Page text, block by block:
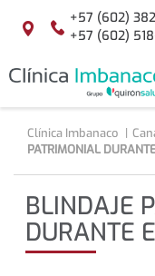
Saltar al contenido
Localización
+57 (602)
+57 (602)
Clínica Imbanaco
PATRIMONIAL
BLINDAJE
DURANTE